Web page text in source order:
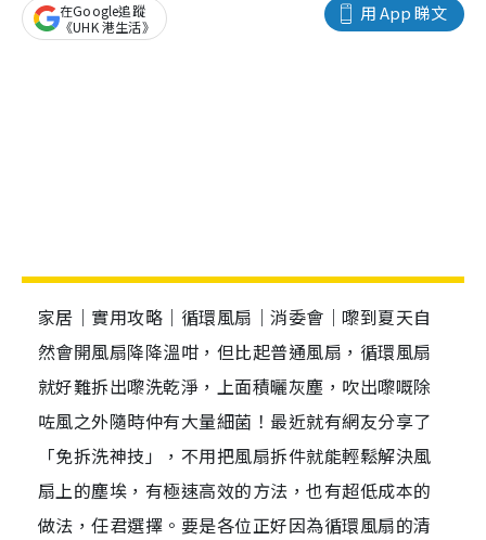
用 App 睇文
在Google追蹤
《UHK 港生活》
家居｜實用攻略｜循環風扇｜消委會｜嚟到夏天自
然會開風扇降降溫咁，但比起普通風扇，循環風扇
就好難拆出嚟洗乾淨，上面積曬灰塵，吹出嚟嘅除
咗風之外隨時仲有大量細菌！最近就有網友分享了
「免拆洗神技」，不用把風扇拆件就能輕鬆解決風
扇上的塵埃，有極速高效的方法，也有超低成本的
做法，任君選擇。要是各位正好因為循環風扇的清